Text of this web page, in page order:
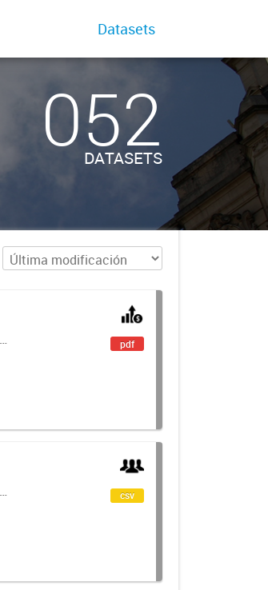
Datasets
052
DATASETS
pdf
csv